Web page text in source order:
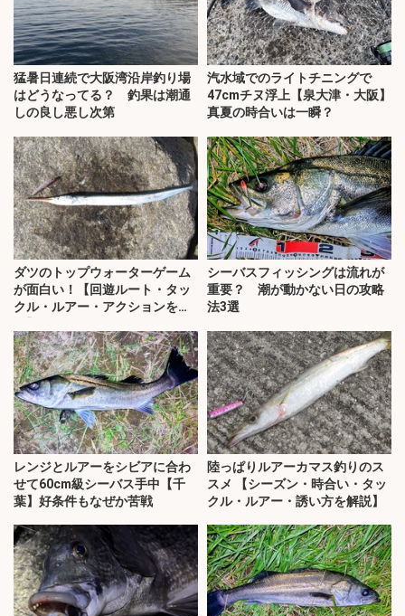
猛暑日連続で大阪湾沿岸釣り場
はどうなってる？ 釣果は潮通
しの良し悪し次第
汽水域でのライトチニングで
47cmチヌ浮上【泉大津・大阪】
真夏の時合いは一瞬？
ダツのトップウォーターゲーム
が面白い！【回遊ルート・タッ
クル・ルアー・アクションを解
シーバスフィッシングは流れが
重要？ 潮が動かない日の攻略
法3選
レンジとルアーをシビアに合わ
せて60cm級シーバス手中【千
葉】好条件もなぜか苦戦
陸っぱりルアーカマス釣りのス
スメ 【シーズン・時合い・タッ
クル・ルアー・誘い方を解説】